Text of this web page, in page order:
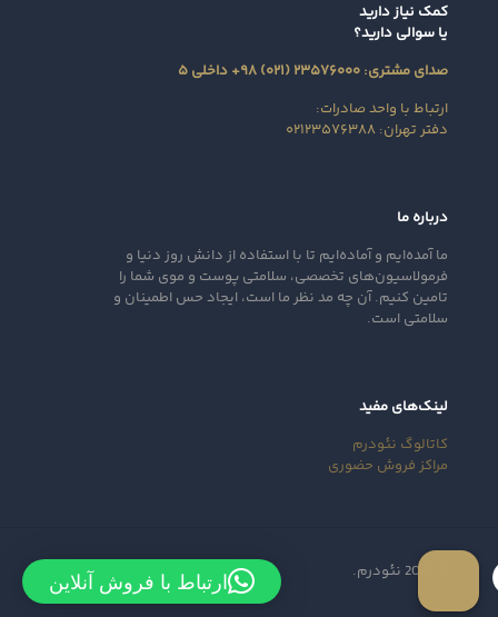
کمک نیاز دارید
یا سوالی دارید؟
صدای مشتری: ۲۳۵۷۶۰۰۰ (۰۲۱) ۹۸+ داخلی ۵
ارتباط با واحد صادرات:
دفتر تهران: ۰۲۱۲۳۵۷۶۳۸۸
درباره ما
ما آمده‌ایم و آماده‌ایم تا با استفاده از دانش روز دنیا و
فرمولاسیون‌های تخصصی، سلامتی پوست و موی شما را
تامین کنیم. آن‌ چه مد نظر ما است، ایجاد حس اطمینان و
سلامتی است.
لینک‌های مفید
کاتالوگ نئودرم
مراکز فروش حضوری
ارتباط با فروش آنلاین